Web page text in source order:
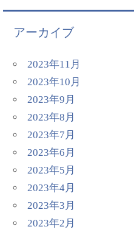
アーカイブ
2023年11月
2023年10月
2023年9月
2023年8月
2023年7月
2023年6月
2023年5月
2023年4月
2023年3月
2023年2月